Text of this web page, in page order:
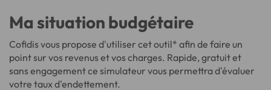
Ma situation budgétaire
Cofidis vous propose d'utiliser cet outil* afin de faire un
point sur vos revenus et vos charges. Rapide, gratuit et
sans engagement ce simulateur vous permettra d'évaluer
votre taux d'endettement.